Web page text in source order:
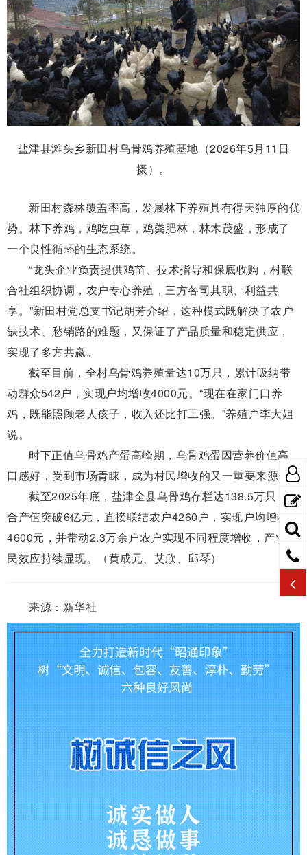
盐津县滩头乡新田村乌骨鸡养殖基地（2026年5月11日
摄）。
新田村森林覆盖率高，发展林下养殖具有得天独厚的优
势。林下养鸡，鸡吃虫草，鸡粪肥林，林木茂盛，形成了
一个良性循环的生态系统。
“龙头企业负责提供鸡苗、技术指导和保底收购，村联
合社组织协调，农户专心养殖，三方各司其职、利益共
享。”新田村党总支书记胡芳介绍，这种模式既解决了农户
缺技术、愁销路的难题，又保证了产品质量和稳定供应，
实现了多方共赢。
截至目前，全村乌骨鸡养殖量达10万只，累计吸纳带
动群众542户，实现户均增收4000元。“现在在家门口养
鸡，既能照顾老人孩子，收入还比打工强。”养殖户李大姐
说。
时下正值乌骨鸡产蛋高峰期，乌骨鸡蛋因营养价值高、
口感好，受到市场青睐，成为村民增收的又一重要来源。
截至2025年底，盐津全县乌骨鸡存栏达138.5万只，综
合产值突破6亿元，直接联结农户4260户，实现户均增收
4600元，并带动2.3万余户农户实现不同程度增收，产业富
民效应持续显现。（黄成元、艾欣、邱琴）
来源：新华社